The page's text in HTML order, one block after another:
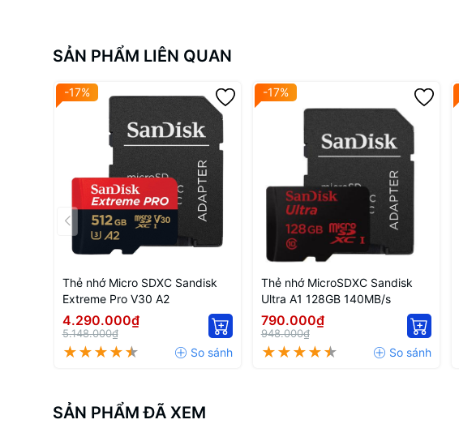
SẢN PHẨM LIÊN QUAN
-17%
Thẻ nhớ Micro SDXC Sandisk
Extreme Pro V30 A2
4.290.000₫
5.148.000₫
-17%
Thẻ nhớ MicroSDXC Sandisk
Ultra A1 128GB 140MB/s
790.000₫
948.000₫
SẢN PHẨM ĐÃ XEM